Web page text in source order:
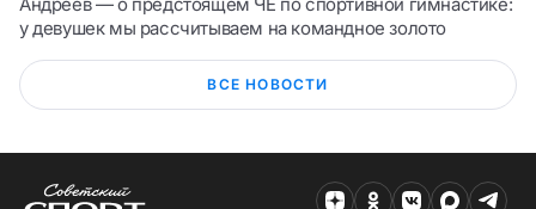
у девушек мы рассчитываем на командное золото
ВСЕ НОВОСТИ